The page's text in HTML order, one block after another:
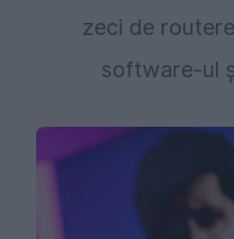
zeci de
software-ul